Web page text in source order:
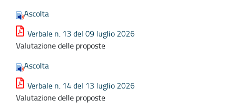
Ascolta
Verbale n. 13 del 09 luglio 2026
Valutazione delle proposte
Ascolta
Verbale n. 14 del 13 luglio 2026
Valutazione delle proposte